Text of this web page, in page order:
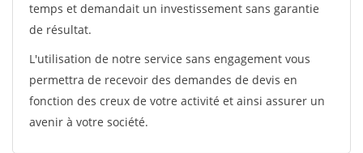
temps et demandait un investissement sans garantie
de résultat.
L'utilisation de notre service sans engagement vous
permettra de recevoir des demandes de devis en
fonction des creux de votre activité et ainsi assurer un
avenir à votre société.